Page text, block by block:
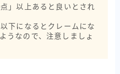
」以上あると良いとされ
下になるとクレームにな
うなので、注意しましょ